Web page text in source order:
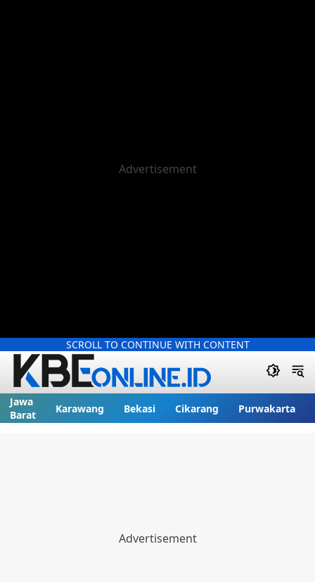
SCROLL TO CONTINUE WITH CONTENT
Jawa
Barat
Karawang Bekasi Cikarang Purwakarta